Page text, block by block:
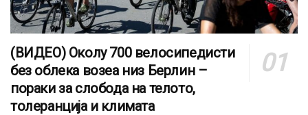
(ВИДЕО) Околу 700 велосипедисти
без облека возеа низ Берлин –
пораки за слобода на телото,
толеранција и климата